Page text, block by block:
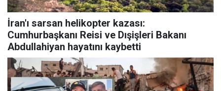
İran'ı sarsan helikopter kazası:
Cumhurbaşkanı Reisi ve Dışişleri Bakanı
Abdullahiyan hayatını kaybetti